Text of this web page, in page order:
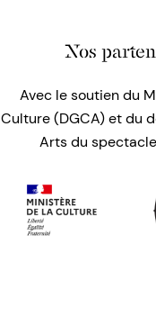
Nos
Avec le soutien du
Culture (DGCA) et du
Arts du